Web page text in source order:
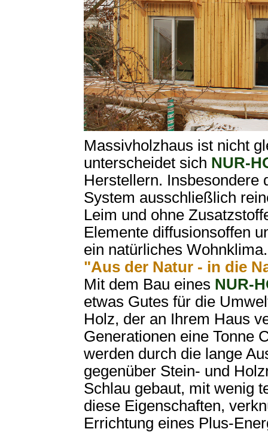
Massivholzhaus ist nicht
unterscheidet sich NUR-
Herstellern. Insbesondere
System ausschließlich
Leim und ohne
Elemente diffusionsoffen
ein natürliches
"Aus der Natur - in die
Mit dem Bau eines NUR-
etwas Gutes für die
Holz, der an Ihrem Haus
Generationen eine Tonne
werden durch die lange
gegenüber Stein- und
Schlau gebaut, mit wenig
diese Eigenschaften,
Errichtung eines Plus-